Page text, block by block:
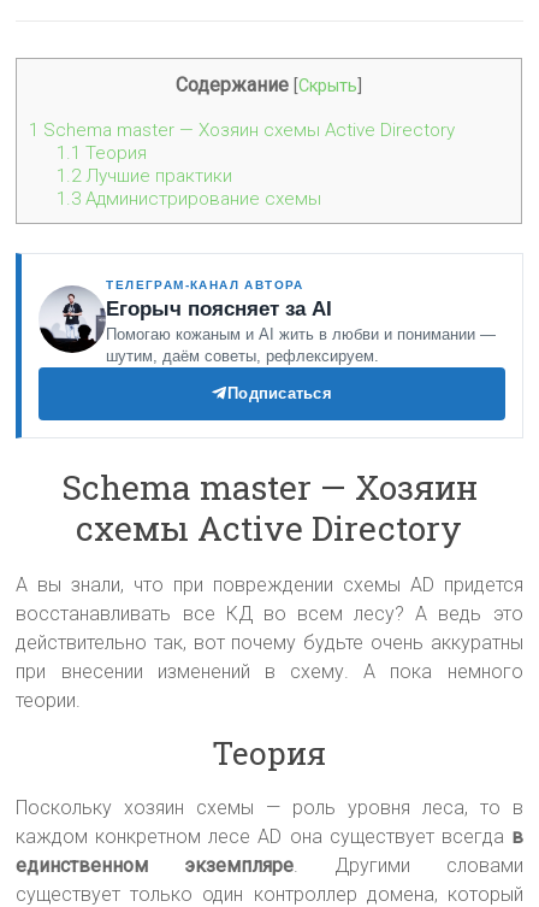
Содержание [Скрыть
1 Schema master — Хозяин схемы Active Directory
1.1 Теория
1.2Лучшие практики
1.3 Администрирование схемы
ТЕЛЕГРАМ-КАНАЛ АВТОРА
Егорыч поясняет за AI
Помогаю кожаным и AI жить в любви и понимании —
шутим, даём советы, рефлексируем.
Подписаться
Schema master — Хозяин
схемы Active Directory
А вы знали, что при повреждении схемы AD придется
восстанавливать все КД во всем лесу? А ведь это
действительно так, вот почему будьте очень аккуратны
при внесении изменений в схему. А пока немного
теории.
Теория
Поскольку хозяин схемы — роль уровня леса, то в
каждом конкретном лесе AD она существует всегда в
единственном экземпляре. Другими словами
существует только один контроллер домена, который